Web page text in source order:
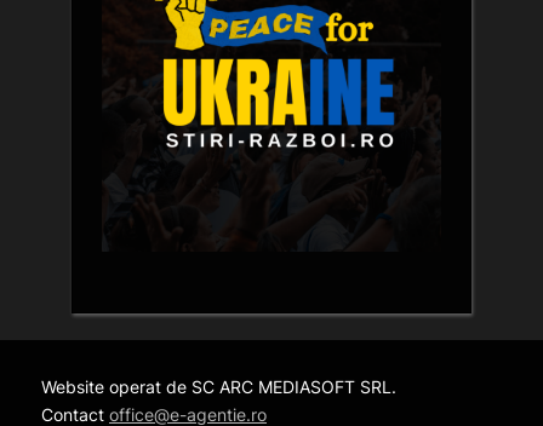
Website operat de SC ARC MEDIASOFT SRL.
Contact office@e-agentie.ro